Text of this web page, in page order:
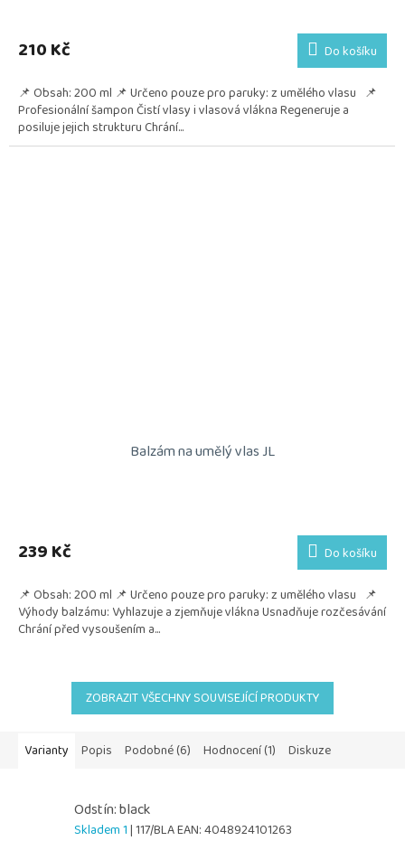
210 Kč Do košíku
📌 Obsah: 200 ml 📌 Určeno pouze pro paruky: z umělého vlasu 📌
Profesionální šampon Čistí vlasy i vlasová vlákna Regeneruje a
posiluje jejich strukturu Chrání...
Balzám na umělý vlas JL
239 Kč Do košíku
📌 Obsah: 200 ml 📌 Určeno pouze pro paruky: z umělého vlasu 📌
Výhody balzámu: Vyhlazuje a zjemňuje vlákna Usnadňuje rozčesávání
Chrání před vysoušením a...
ZOBRAZIT VŠECHNY SOUVISEJÍCÍ PRODUKTY
Varianty Popis Podobné (6) Hodnocení (1) Diskuze
Odstín: black
Skladem 1| 117/BLAEAN:4048924101263